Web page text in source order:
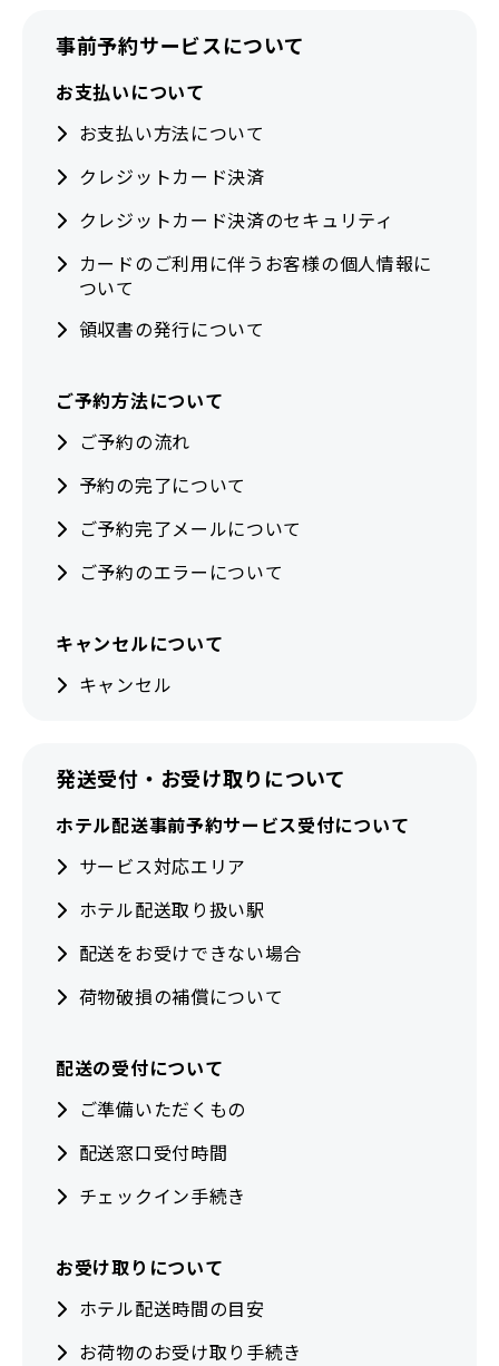
事前予約サービスについて
お支払いについて
お支払い方法について
クレジットカード決済
クレジットカード決済のセキュリティ
カードのご利用に伴うお客様の個人情報に
ついて
領収書の発行について
ご予約方法について
ご予約の流れ
予約の完了について
ご予約完了メールについて
ご予約のエラーについて
キャンセルについて
キャンセル
発送受付・お受け取りについて
ホテル配送事前予約サービス受付について
サービス対応エリア
ホテル配送取り扱い駅
配送をお受けできない場合
荷物破損の補償について
配送の受付について
ご準備いただくもの
配送窓口受付時間
チェックイン手続き
お受け取りについて
ホテル配送時間の目安
お荷物のお受け取り手続き